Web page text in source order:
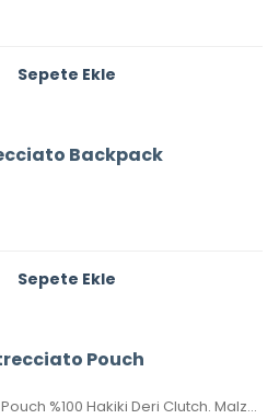
Sepete Ekle
Backpack
Sepete Ekle
Pouch
Bottega Veneta İntrecciato Pouch %100 Hakiki Deri Clutch. Malzemesi el örgüsü, hakiki kuzu derisidir. Ölçüsü 20×15 cm dir. Kutulu, toz torbalı, sertifikalıdır.